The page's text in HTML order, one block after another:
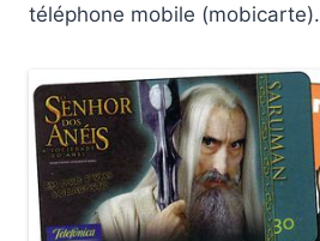
téléphone mobile (mobicarte).